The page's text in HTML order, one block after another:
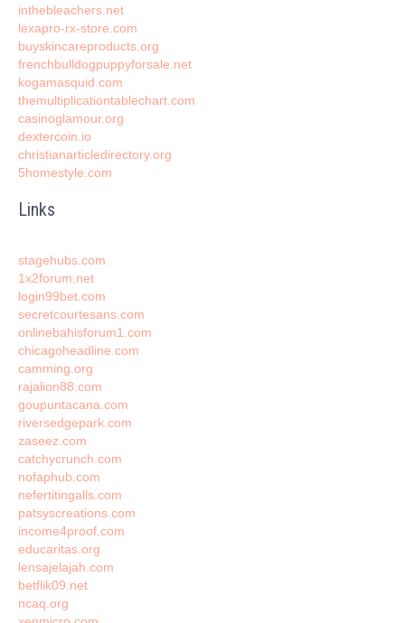
inthebleachers.net
lexapro-rx-store.com
buyskincareproducts.org
frenchbulldogpuppyforsale.net
kogamasquid.com
themultiplicationtablechart.com
casinoglamour.org
dextercoin.io
christianarticledirectory.org
5homestyle.com
Links
stagehubs.com
1x2forum.net
login99bet.com
secretcourtesans.com
onlinebahisforum1.com
chicagoheadline.com
camming.org
rajalion88.com
goupuntacana.com
riversedgepark.com
zaseez.com
catchycrunch.com
nofaphub.com
nefertitingalls.com
patsyscreations.com
income4proof.com
educaritas.org
lensajelajah.com
betflik09.net
ncaq.org